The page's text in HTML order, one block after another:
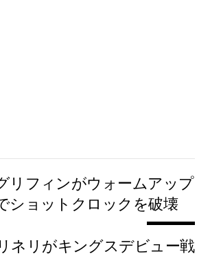
リフィンがウォームアップ
ショットクロックを破壊
ネリがキングスデビュー戦